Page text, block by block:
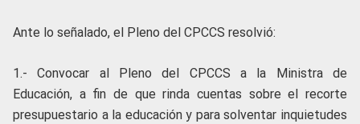
Ante lo señalado, el Pleno del CPCCS resolvió:
1.- Convocar al Pleno del CPCCS a la Ministra de
Educación, a fin de que rinda cuentas sobre el recorte
presupuestario a la educación y para solventar inquietudes